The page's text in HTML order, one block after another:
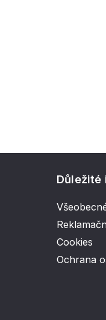
Důležité
Cookies
Ochrana